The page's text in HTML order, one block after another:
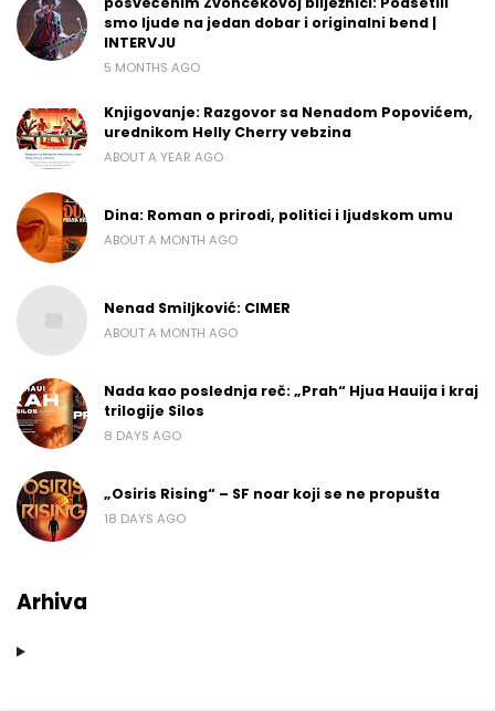
smo ljude na jedan dobar i originalni bend |
INTERVJU
5 MONTHS AGO
Knjigovanje: Razgovor sa Nenadom Popovićem,
urednikom Helly Cherry vebzina
ABOUT A YEAR AGO
Dina: Roman o prirodi, politici i ljudskom umu
ABOUT A MONTH AGO
Nenad Smiljković: CIMER
ABOUT A MONTH AGO
Nada kao poslednja reč: „Prah“ Hjua Hauija i kraj
trilogije Silos
8 DAYS AGO
„Osiris Rising“ – SF noar koji se ne propušta
18 DAYS AGO
Arhiva